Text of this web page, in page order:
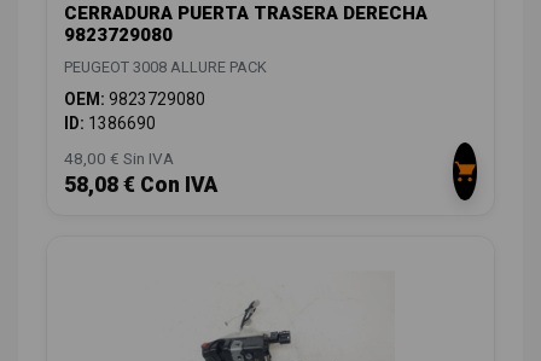
CERRADURA PUERTA TRASERA DERECHA
9823729080
PEUGEOT 3008 ALLURE PACK
OEM: 9823729080
ID: 1386690
48,00 € Sin IVA
58,08 € Con IVA